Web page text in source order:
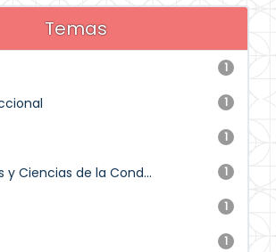
Temas
1
1
1
1
y Ciencias de la Cond...
1
1